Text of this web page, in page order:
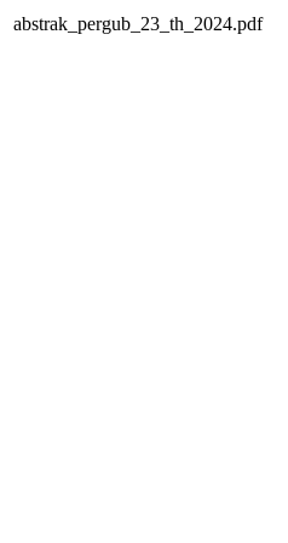
abstrak_pergub_23_th_2024.pdf